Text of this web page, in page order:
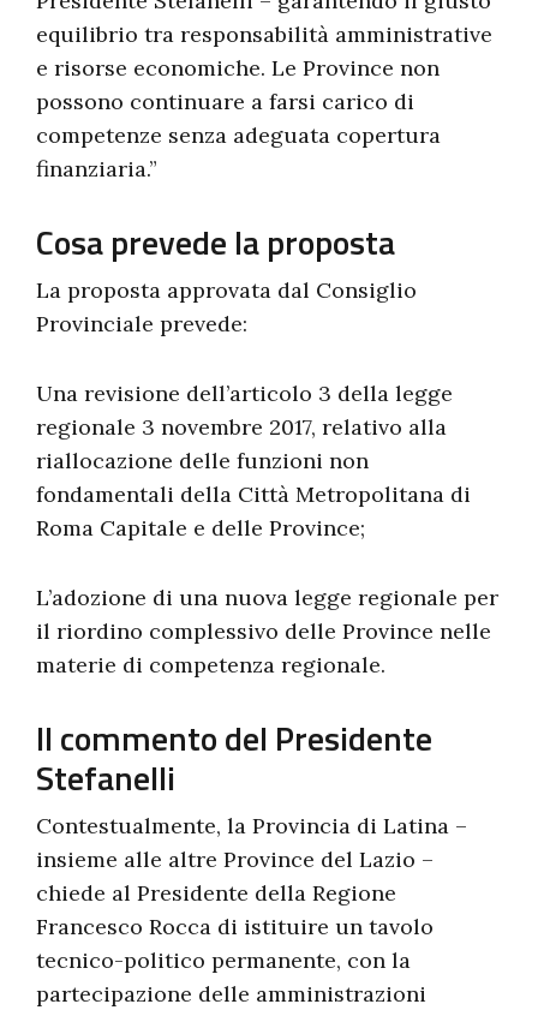
equilibrio tra responsabilità amministrative
e risorse economiche. Le Province non
possono continuare a farsi carico di
competenze senza adeguata copertura
finanziaria.”
Cosa prevede la proposta
La proposta approvata dal Consiglio
Provinciale prevede:
Una revisione dell’articolo 3 della legge
regionale 3 novembre 2017, relativo alla
riallocazione delle funzioni non
fondamentali della Città Metropolitana di
Roma Capitale e delle Province;
L’adozione di una nuova legge regionale per
il riordino complessivo delle Province nelle
materie di competenza regionale.
Il commento del Presidente
Stefanelli
Contestualmente, la Provincia di Latina –
insieme alle altre Province del Lazio –
chiede al Presidente della Regione
Francesco Rocca di istituire un tavolo
tecnico-politico permanente, con la
partecipazione delle amministrazioni